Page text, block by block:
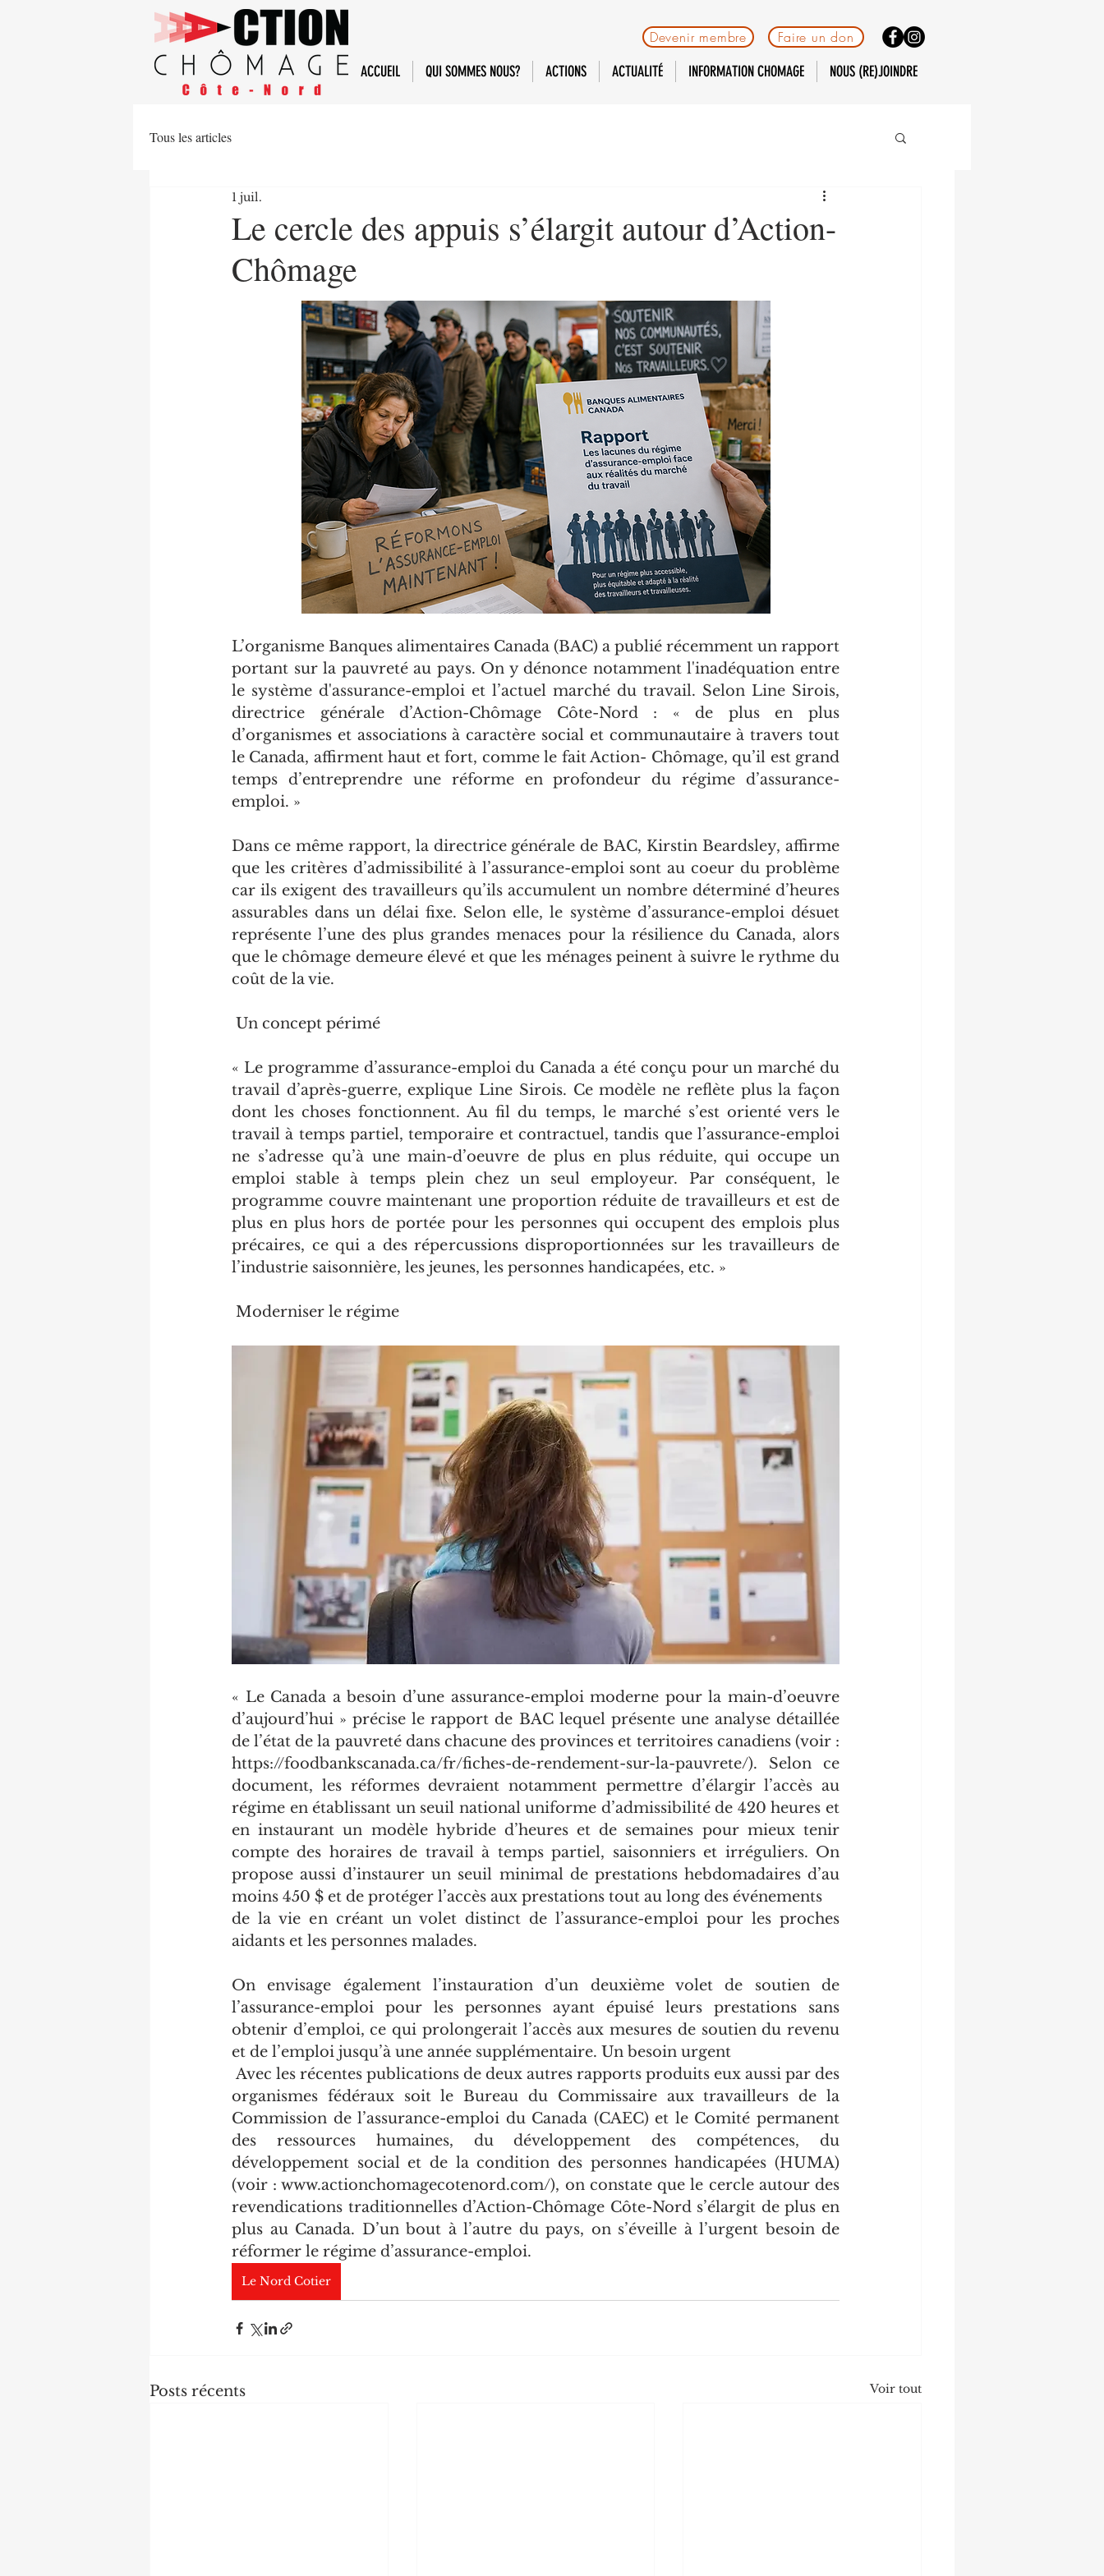
Devenir membre
Faire un don
ACCUEIL
QUI SOMMES NOUS? ACTIONS ACTUALITÉ INFORMATION CHOMAGE NOUS (RE)JOINDRE
Tous les articles
Le cercle des appuis s’élargit autour d’Action-
Chômage
1 juil.
L’organisme Banques alimentaires Canada (BAC) a publié récemment un rapport
portant sur la pauvreté au pays. On y dénonce notamment l'inadéquation entre
le système d'assurance-emploi et l’actuel marché du travail. Selon Line Sirois,
directrice générale d’Action-Chômage Côte-Nord : « de plus en plus
d’organismes et associations à caractère social et communautaire à travers tout
le Canada, affirment haut et fort, comme le fait Action- Chômage, qu’il est grand
temps d’entreprendre une réforme en profondeur du régime d’assurance-
emploi. »
Dans ce même rapport, la directrice générale de BAC, Kirstin Beardsley, affirme
que les critères d’admissibilité à l’assurance-emploi sont au coeur du problème
car ils exigent des travailleurs qu’ils accumulent un nombre déterminé d’heures
assurables dans un délai fixe. Selon elle, le système d’assurance-emploi désuet
représente l’une des plus grandes menaces pour la résilience du Canada, alors
que le chômage demeure élevé et que les ménages peinent à suivre le rythme du
coût de la vie.
Un concept périmé
« Le programme d’assurance-emploi du Canada a été conçu pour un marché du
travail d’après-guerre, explique Line Sirois. Ce modèle ne reflète plus la façon
dont les choses fonctionnent. Au fil du temps, le marché s’est orienté vers le
travail à temps partiel, temporaire et contractuel, tandis que l’assurance-emploi
ne s’adresse qu’à une main-d’oeuvre de plus en plus réduite, qui occupe un
emploi stable à temps plein chez un seul employeur. Par conséquent, le
programme couvre maintenant une proportion réduite de travailleurs et est de
plus en plus hors de portée pour les personnes qui occupent des emplois plus
précaires, ce qui a des répercussions disproportionnées sur les travailleurs de
l’industrie saisonnière, les jeunes, les personnes handicapées, etc. »
Moderniser le régime
« Le Canada a besoin d’une assurance-emploi moderne pour la main-d’oeuvre
d’aujourd’hui » précise le rapport de BAC lequel présente une analyse détaillée
de l’état de la pauvreté dans chacune des provinces et territoires canadiens (voir :
https://foodbankscanada.ca/fr/fiches-de-rendement-sur-la-pauvrete/). Selon ce
document, les réformes devraient notamment permettre d’élargir l’accès au
régime en établissant un seuil national uniforme d’admissibilité de 420 heures et
en instaurant un modèle hybride d’heures et de semaines pour mieux tenir
compte des horaires de travail à temps partiel, saisonniers et irréguliers. On
propose aussi d’instaurer un seuil minimal de prestations hebdomadaires d’au
moins 450 $ et de protéger l’accès aux prestations tout au long des événements
de la vie en créant un volet distinct de l’assurance-emploi pour les proches
aidants et les personnes malades.
On envisage également l’instauration d’un deuxième volet de soutien de
l’assurance-emploi pour les personnes ayant épuisé leurs prestations sans
obtenir d’emploi, ce qui prolongerait l’accès aux mesures de soutien du revenu
et de l’emploi jusqu’à une année supplémentaire. Un besoin urgent
organismes fédéraux soit le Bureau du Commissaire aux travailleurs de la
Commission de l’assurance-emploi du Canada (CAEC) et le Comité permanent
des ressources humaines, du développement des compétences, du
développement social et de la condition des personnes handicapées (HUMA)
(voir : www.actionchomagecotenord.com/), on constate que le cercle autour des
revendications traditionnelles d’Action-Chômage Côte-Nord s’élargit de plus en
plus au Canada. D’un bout à l’autre du pays, on s’éveille à l’urgent besoin de
réformer le régime d’assurance-emploi.
Le Nord Cotier
Posts récents Voir tout